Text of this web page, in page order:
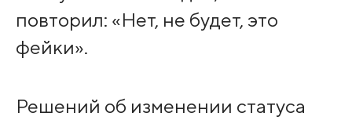
повторил: «Нет, не будет, это
фейки».
Решений об изменении статуса